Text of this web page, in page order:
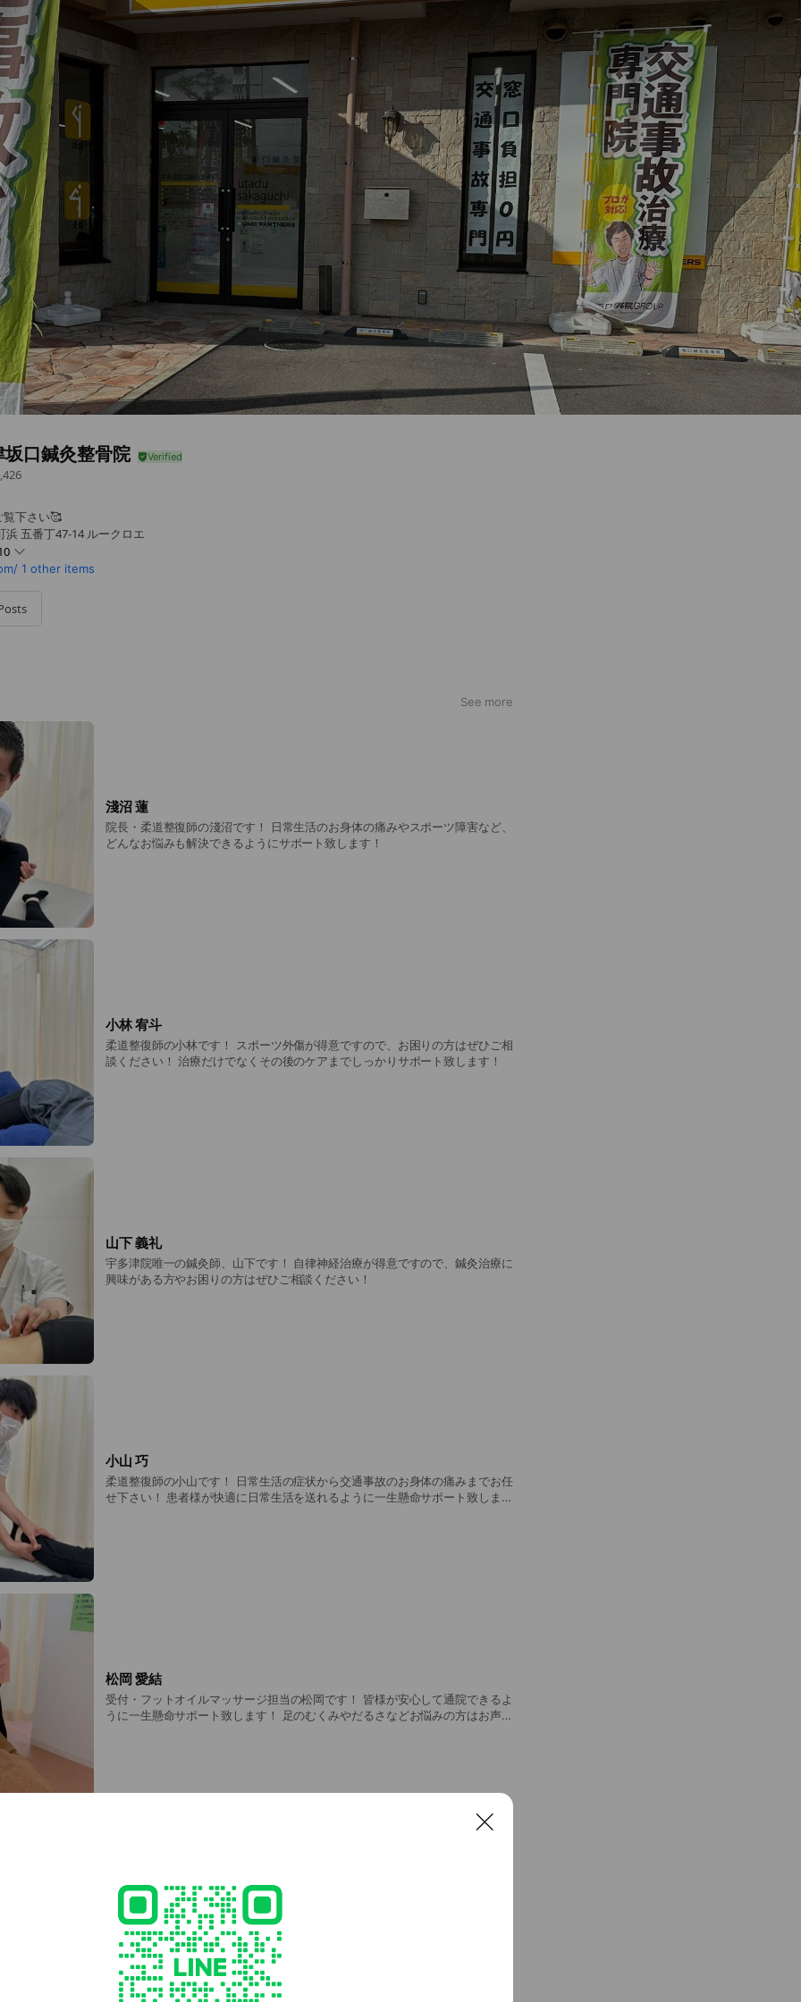
坂口鍼灸整骨院
下さい🥰
五番丁47-14 ルークロエ
1 other items
See more
淺沼 蓮
院長・柔道整復師の淺沼です！ 日常生活のお身体の痛みやスポーツ障害など、
どんなお悩みも解決できるようにサポート致します！
小林 宥斗
柔道整復師の小林です！ スポーツ外傷が得意ですので、お困りの方はぜひご相
談ください！ 治療だけでなくその後のケアまでしっかりサポート致します！
山下 義礼
宇多津院唯一の鍼灸師、山下です！ 自律神経治療が得意ですので、鍼灸治療に
興味がある方やお困りの方はぜひご相談ください！
小山 巧
柔道整復師の小山です！ 日常生活の症状から交通事故のお身体の痛みまでお任
せ下さい！ 患者様が快適に日常生活を送れるように一生懸命サポート致しま
松岡 愛結
受付・フットオイルマッサージ担当の松岡です！ 皆様が安心して通院できるよ
うに一生懸命サポート致します！ 足のむくみやだるさなどお悩みの方はお声が
新規特典価格
初めて不調を訴えて来院された患者さまは骨盤矯正・鍼灸施術・特殊電療(除